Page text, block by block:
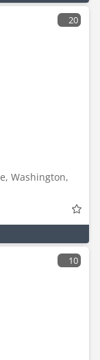
20
Washington,
10